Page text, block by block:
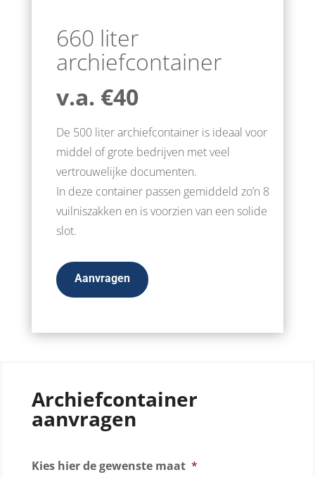
660 liter
archiefcontainer
v.a. €40
De 500 liter archiefcontainer is ideaal voor
middel of grote bedrijven met veel
vertrouwelijke documenten.
In deze container passen gemiddeld zo’n 8
vuilniszakken en is voorzien van een solide
slot.
Aanvragen
Archiefcontainer
aanvragen
Kies hier de gewenste maat *